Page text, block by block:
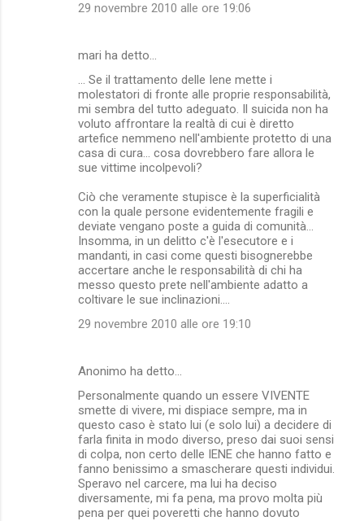
29 novembre 2010 alle ore 19:06
mari ha detto…
... Se il trattamento delle Iene mette i
molestatori di fronte alle proprie responsabilità,
mi sembra del tutto adeguato. Il suicida non ha
voluto affrontare la realtà di cui è diretto
artefice nemmeno nell'ambiente protetto di una
casa di cura... cosa dovrebbero fare allora le
sue vittime incolpevoli?
Ciò che veramente stupisce è la superficialità
con la quale persone evidentemente fragili e
deviate vengano poste a guida di comunità...
Insomma, in un delitto c'è l'esecutore e i
mandanti, in casi come questi bisognerebbe
accertare anche le responsabilità di chi ha
messo questo prete nell'ambiente adatto a
coltivare le sue inclinazioni....
29 novembre 2010 alle ore 19:10
Anonimo ha detto…
Personalmente quando un essere VIVENTE
smette di vivere, mi dispiace sempre, ma in
questo caso è stato lui (e solo lui) a decidere di
farla finita in modo diverso, preso dai suoi sensi
di colpa, non certo delle IENE che hanno fatto e
fanno benissimo a smascherare questi individui.
Speravo nel carcere, ma lui ha deciso
diversamente, mi fa pena, ma provo molta più
pena per quei poveretti che hanno dovuto